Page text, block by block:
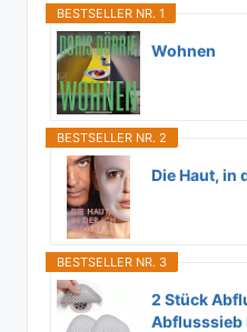
BESTSELLER NR. 1
Wohnen
BESTSELLER NR. 2
Die Haut, in
BESTSELLER NR. 3
2 Stück
Abflusssieb